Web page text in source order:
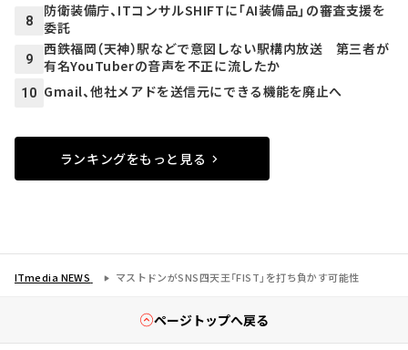
8
防衛装備庁、ITコンサルSHIFTに「AI装備品」の審査支援を
委託
9
西鉄福岡（天神）駅などで意図しない駅構内放送 第三者が
有名YouTuberの音声を不正に流したか
10 Gmail、他社メアドを送信元にできる機能を廃止へ
ランキングをもっと見る
ITmedia NEWS マストドンがSNS四天王「FIST」を打ち負かす可能性
ページトップへ戻る